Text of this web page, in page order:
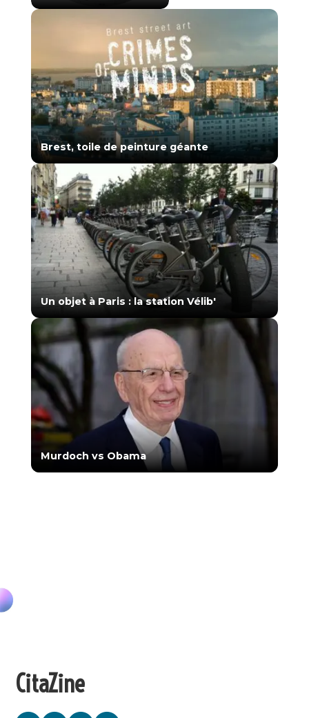
Brest, toile de peinture géante
Un objet à Paris : la station Vélib'
Murdoch vs Obama
CitaZine